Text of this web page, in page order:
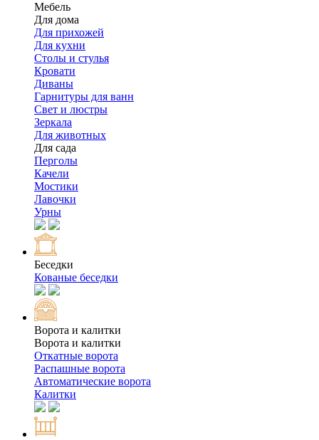
Мебель
Для дома
Для прихожей
Для кухни
Столы и стулья
Кровати
Диваны
Гарнитуры для ванн
Свет и люстры
Зеркала
Для животных
Для сада
Перголы
Качели
Мостики
Лавочки
Урны
Беседки
Кованые беседки
Ворота и калитки
Ворота и калитки
Откатные ворота
Распашные ворота
Автоматические ворота
Калитки